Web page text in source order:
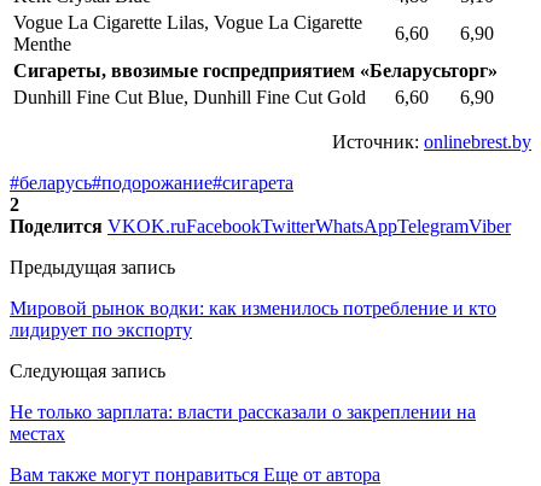
Vogue La Cigarette Lilas, Vogue La Cigarette
Menthe
6,60
6,90
Сигареты, ввозимые госпредприятием «Беларусьторг»
Dunhill Fine Cut Blue, Dunhill Fine Cut Gold
6,60 6,90
Источник: onlinebrest.by
#беларусь#подорожание#сигарета
2
Поделится VKOK.ruFacebookTwitterWhatsAppTelegramViber
Предыдущая запись
Мировой рынок водки: как изменилось потребление и кто
лидирует по экспорту
Следующая запись
Не только зарплата: власти рассказали о закреплении на
местах
Вам также могут понравиться Еще от автора